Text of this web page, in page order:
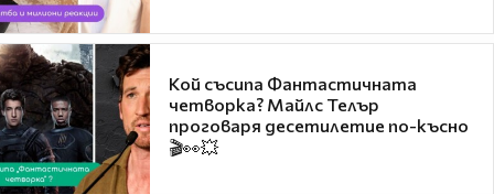
Кой съсипа Фантастичната
четворка? Майлс Телър
проговаря десетилетие по-късно
🎬👀💥